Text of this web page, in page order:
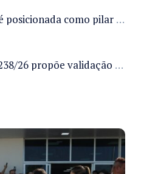
Inclusão digital é posicionada como pilar essencial da reurbanização de favelas e periferias
Projeto de Lei 1238/26 propõe validação automática do Cadastro Ambiental Rural para imóveis de até quatro módulos fiscais